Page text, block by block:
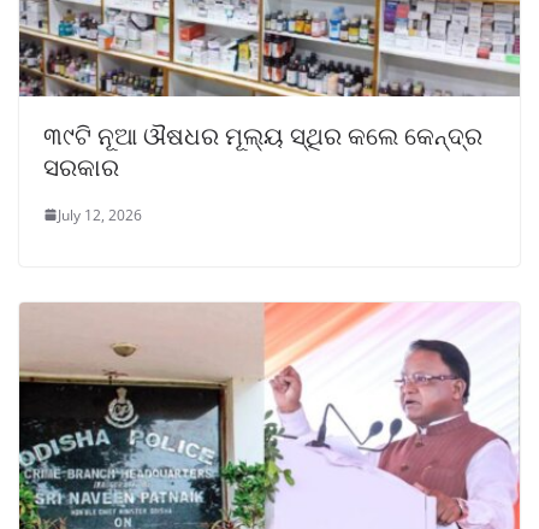
୩୯ଟି ନୂଆ ଔଷଧର ମୂଲ୍ୟ ସ୍ଥିର କଲେ କେନ୍ଦ୍ର
ସରକାର
July 12, 2026